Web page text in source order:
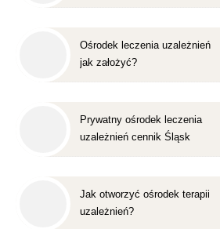
Ośrodek leczenia uzależnień
jak założyć?
Prywatny ośrodek leczenia
uzależnień cennik Śląsk
Jak otworzyć ośrodek terapii
uzależnień?